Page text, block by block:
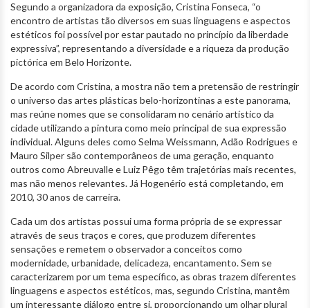
Segundo a organizadora da exposição, Cristina Fonseca, “o
encontro de artistas tão diversos em suas linguagens e aspectos
estéticos foi possível por estar pautado no princípio da liberdade
expressiva”, representando a diversidade e a riqueza da produção
pictórica em Belo Horizonte.
De acordo com Cristina, a mostra não tem a pretensão de restringir
o universo das artes plásticas belo-horizontinas a este panorama,
mas reúne nomes que se consolidaram no cenário artístico da
cidade utilizando a pintura como meio principal de sua expressão
individual. Alguns deles como Selma Weissmann, Adão Rodrigues e
Mauro Silper são contemporâneos de uma geração, enquanto
outros como Abreuvalle e Luiz Pêgo têm trajetórias mais recentes,
mas não menos relevantes. Já Hogenério está completando, em
2010, 30 anos de carreira.
Cada um dos artistas possui uma forma própria de se expressar
através de seus traços e cores, que produzem diferentes
sensações e remetem o observador a conceitos como
modernidade, urbanidade, delicadeza, encantamento. Sem se
caracterizarem por um tema específico, as obras trazem diferentes
linguagens e aspectos estéticos, mas, segundo Cristina, mantêm
um interessante diálogo entre si, proporcionando um olhar plural